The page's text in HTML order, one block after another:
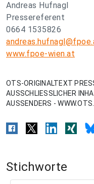
Andreas Hufnagl
Pressereferent
0664 1535826
www.fpoe-wien.at
OTS-ORIGINALTEXT
AUSSCHLIESSLICHER
AUSSENDERS -
Stichworte